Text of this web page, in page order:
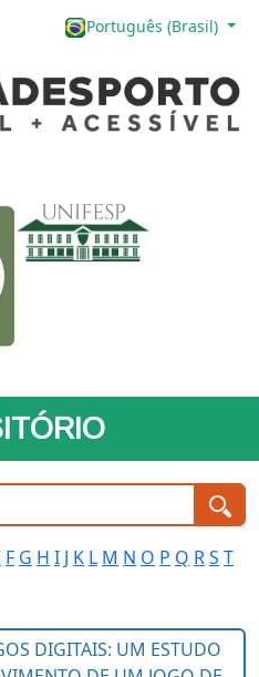
Português (Brasil)
F G H I J K L M N O P Q RS T